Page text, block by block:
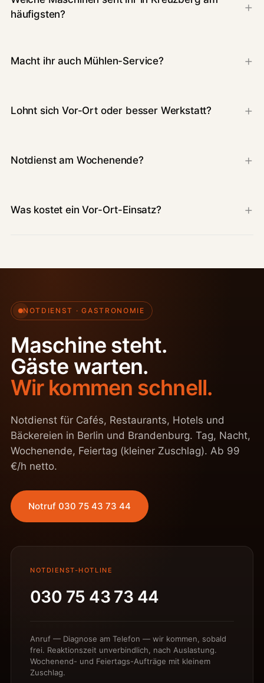
häufigsten?
Macht ihr auch Mühlen-Service?
Lohnt sich Vor-Ort oder besser Werkstatt?
Notdienst am Wochenende?
Was kostet ein Vor-Ort-Einsatz?
NOTDIENST · GASTRONOMIE
Maschine steht.
Gäste warten.
Wir kommen schnell.
Notdienst für Cafés, Restaurants, Hotels und
Bäckereien in Berlin und Brandenburg. Tag, Nacht,
Wochenende, Feiertag (kleiner Zuschlag). Ab 99
€/h netto.
Notruf 030 75 43 73 44
NOTDIENST-HOTLINE
030 75 43 73 44
Anruf — Diagnose am Telefon — wir kommen, sobald
frei. Reaktionszeit unverbindlich, nach Auslastung.
Wochenend- und Feiertags-Aufträge mit kleinem
Zuschlag.